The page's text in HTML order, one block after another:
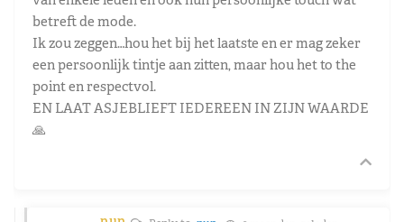
betreft de mode.
Ik zou zeggen…hou het bij het laatste en er mag zeker
een persoonlijk tintje aan zitten, maar hou het to the
point en respectvol.
EN LAAT ASJEBLIEFT IEDEREEN IN ZIJN WAARDE
🙏